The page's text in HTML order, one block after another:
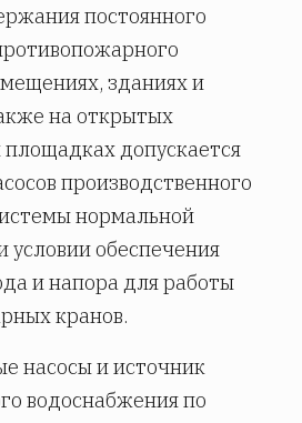
постоянного
зданиях и
на открытых
допускается
производственного
нормальной
условии обеспечения
и напора для работы
кранов.
насосы и источник
водоснабжения по